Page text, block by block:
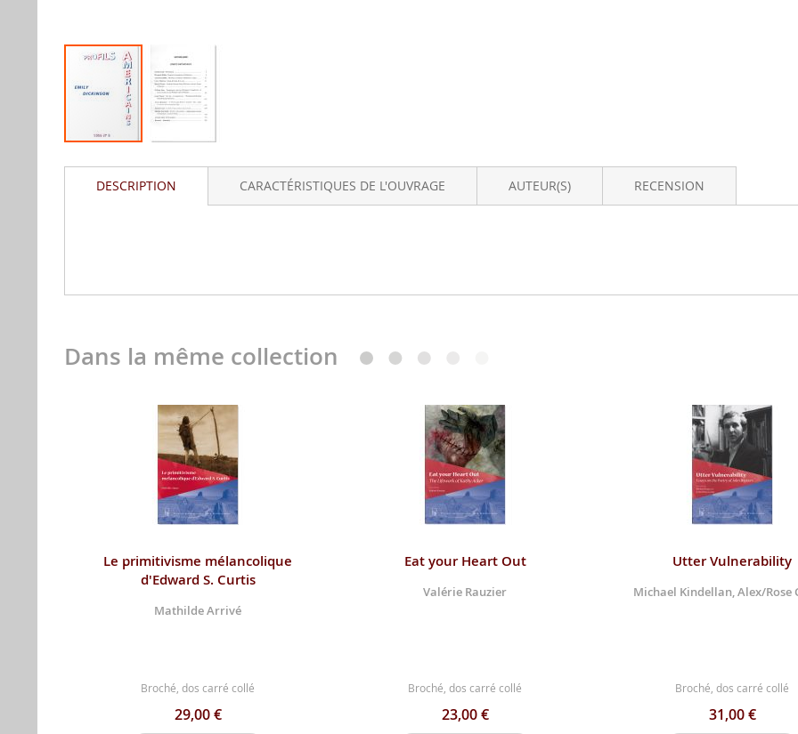
au
débutDESCRIPTION CARACTÉRISTIQUES DE L'OUVRAGE AUTEUR(S) RECENSION
Dans la même collection
Le primitivisme mélancolique
d'Edward S. Curtis
Mathilde Arrivé
Broché, dos carré collé
29,00 €
Eat your Heart Out
Valérie Rauzier
Broché, dos carré collé
23,00 €
Utter Vulnerability
Michael Kindellan, Alex/Rose
Broché, dos carré collé
31,00 €